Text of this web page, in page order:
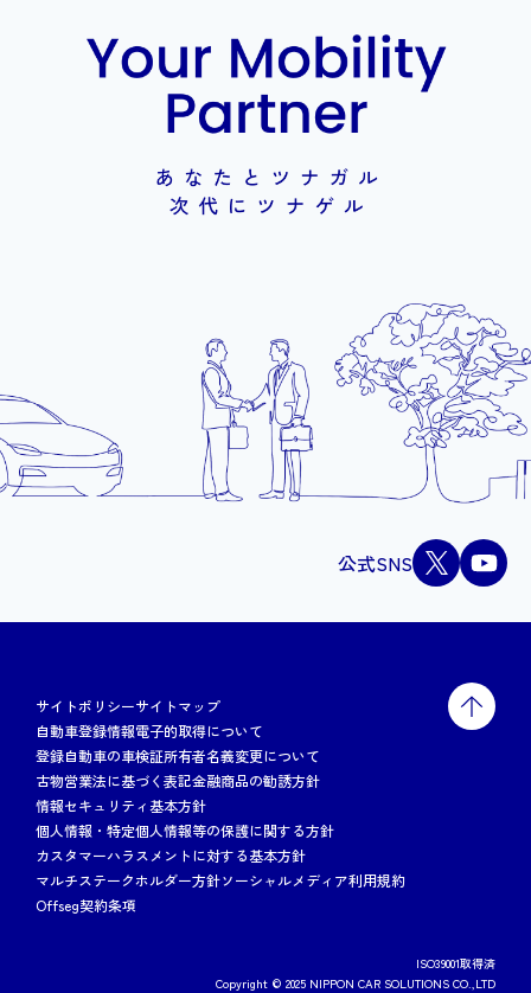
公式SNS
サイトポリシーサイトマップ
自動車登録情報電子的取得について
登録自動車の車検証所有者名義変更について
古物営業法に基づく表記金融商品の勧誘方針
情報セキュリティ基本方針
個人情報・特定個人情報等の保護に関する方針
カスタマーハラスメントに対する基本方針
マルチステークホルダー方針ソーシャルメディア利用規約
Offseg契約条項
ISO39001取得済
Copyright © 2025 NIPPON CAR SOLUTIONS CO.,LTD